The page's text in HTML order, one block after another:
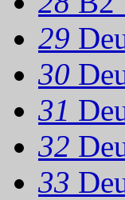
29
30
31
32
33